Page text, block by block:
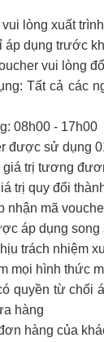
vui lòng xuất
áp dụng trước
vui lòng
Tất cả các
08h00 - 17h00
được sử dụng
giá trị tương
trị quy đổi
nhận mã
áp dụng
trách nhiệm
mọi hình thức
quyền từ chối
hàng
hàng của